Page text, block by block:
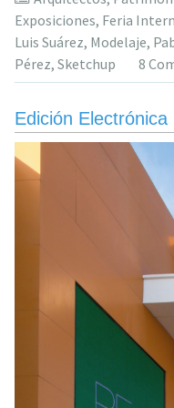
Exposiciones, Feria
Luis Suárez, Modelaje,
Pérez, Sketchup 8
Edición Electrónica